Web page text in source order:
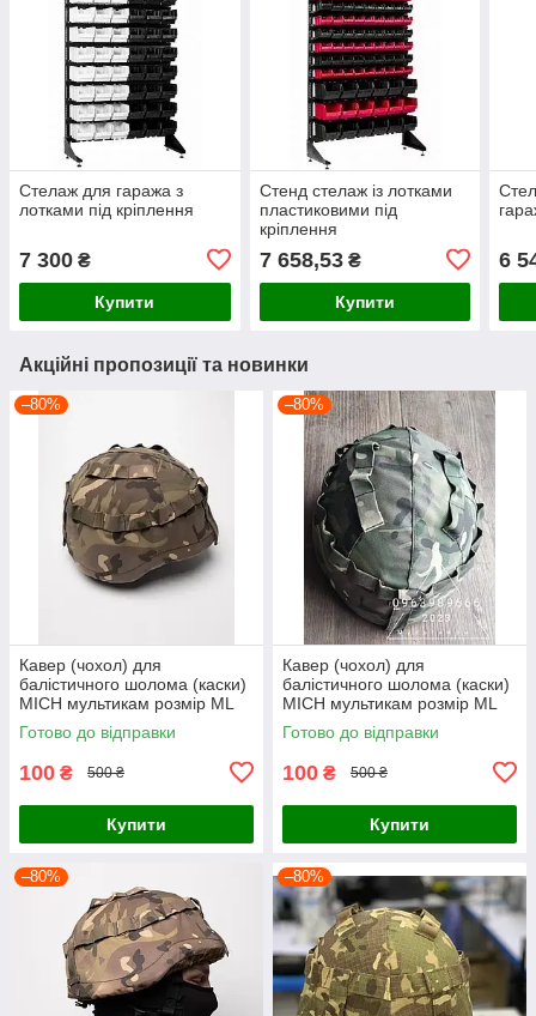
Стелаж для гаража з
лотками під кріплення
7 300 ₴
Купити
Стенд стелаж із лотками
пластиковими під
кріплення
7 658,53₴
Купити
6
Акційні пропозиції та новинки
–80%
Кавер (чохол) для
балістичного шолома (каски)
MICH мультикам розмір МL
Готово до відправки
100 ₴ 500 ₴
Купити
–80%
Кавер (чохол) для
балістичного шолома (каски)
MICH мультикам розмір МL
Готово до відправки
100 ₴ 500 ₴
Купити
–80% –80%